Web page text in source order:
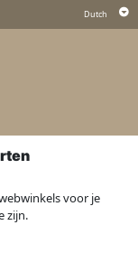
voor je
zijn.